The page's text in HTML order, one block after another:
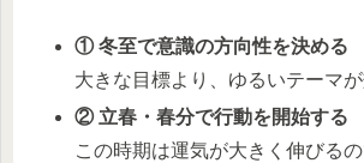
① 冬至で意識の方向性を決める
大きな目標より、ゆるいテーマが
② 立春・春分で行動を開始する
この時期は運気が大きく伸びる